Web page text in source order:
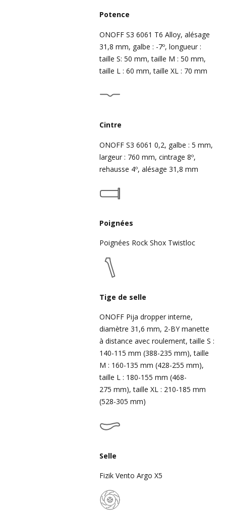
Potence
ONOFF S3 6061 T6 Alloy, alésage
31,8 mm, galbe : -7º, longueur :
taille S: 50 mm, taille M : 50 mm,
taille L : 60 mm, taille XL : 70 mm
Cintre
ONOFF S3 6061 0,2, galbe : 5 mm,
largeur : 760 mm, cintrage 8º,
rehausse 4º, alésage 31,8 mm
Poignées
Poignées Rock Shox Twistloc
Tige de selle
ONOFF Pija dropper interne,
diamètre 31,6 mm, 2-BY manette
à distance avec roulement, taille S :
140-115 mm (388-235 mm), taille
M : 160-135 mm (428-255 mm),
taille L : 180-155 mm (468-
275 mm), taille XL : 210-185 mm
(528-305 mm)
Selle
Fizik Vento Argo X5